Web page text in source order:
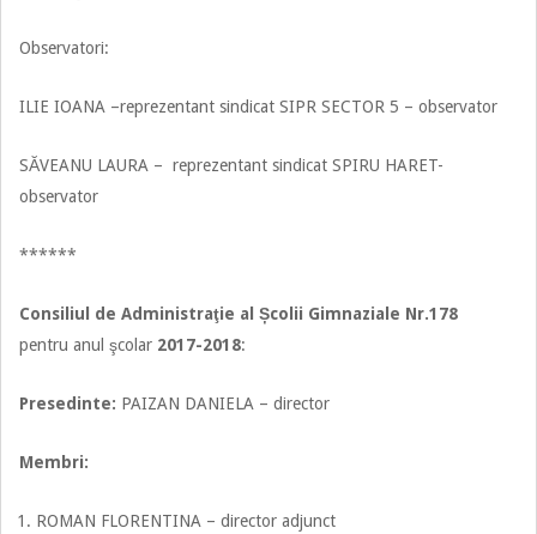
Observatori:
ILIE IOANA –reprezentant sindicat SIPR SECTOR 5 – observator
SĂVEANU LAURA – reprezentant sindicat SPIRU HARET-
observator
******
Consiliul de Administraţie al Școlii Gimnaziale Nr.178
pentru anul şcolar 2017-2018:
Presedinte: PAIZAN DANIELA – director
Membri:
ROMAN FLORENTINA – director adjunct